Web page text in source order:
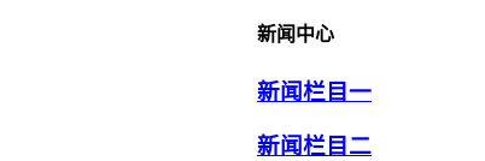
新闻中心
新闻栏目一
新闻栏目二